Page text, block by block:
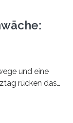
und eine
rücken das
von